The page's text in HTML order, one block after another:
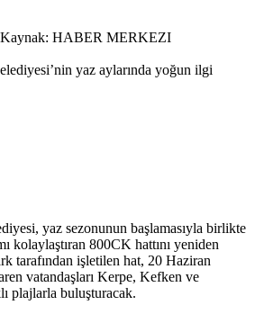
Kaynak: HABER MERKEZI
yaz sezonunun başlamasıyla birlikte
kolaylaştıran 800CK hattını yeniden
tarafından işletilen hat, 20 Haziran
vatandaşları Kerpe, Kefken ve
plajlarla buluşturacak.